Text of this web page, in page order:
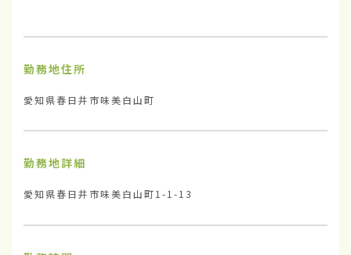
勤務地住所
愛知県春日井市味美白山町
勤務地詳細
愛知県春日井市味美白山町1-1-13